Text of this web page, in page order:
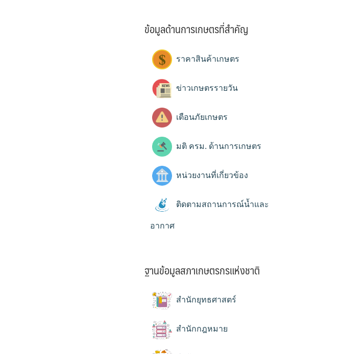
ข้อมูลด้านการเกษตรที่สำคัญ
ราคาสินค้าเกษตร
ข่าวเกษตรรายวัน
เตือนภัยเกษตร
มติ ครม. ด้านการเกษตร
หน่วยงานที่เกี่ยวข้อง
ติดตามสถานการณ์น้ำและ
อากาศ
ฐานข้อมูลสภาเกษตรกรแห่งชาติ
สำนักยุทธศาสตร์
สำนักกฎหมาย